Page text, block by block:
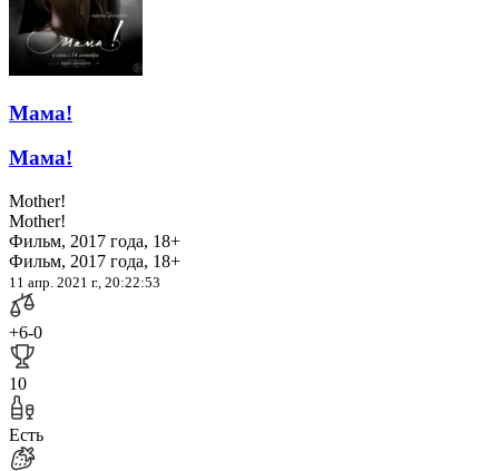
Мама!
Мама!
Mother!
Mother!
Фильм, 2017 года, 18+
Фильм, 2017 года, 18+
11 апр. 2021 г., 20:22:53
+6-0
10
Есть